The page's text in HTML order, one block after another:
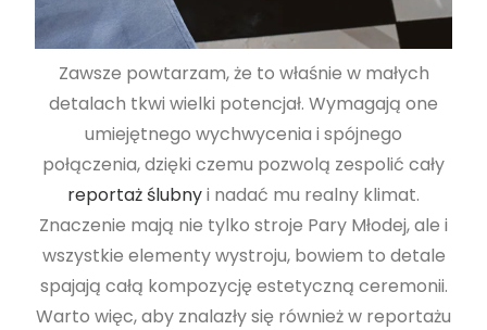
Zawsze powtarzam, że to właśnie w małych
detalach tkwi wielki potencjał. Wymagają one
umiejętnego wychwycenia i spójnego
połączenia, dzięki czemu pozwolą zespolić cały
reportaż ślubnyi nadać mu realny klimat.
Znaczenie mają nie tylko stroje Pary Młodej, ale i
wszystkie elementy wystroju, bowiem to detale
spajają całą kompozycję estetyczną ceremonii.
Warto więc, aby znalazły się również w reportażu